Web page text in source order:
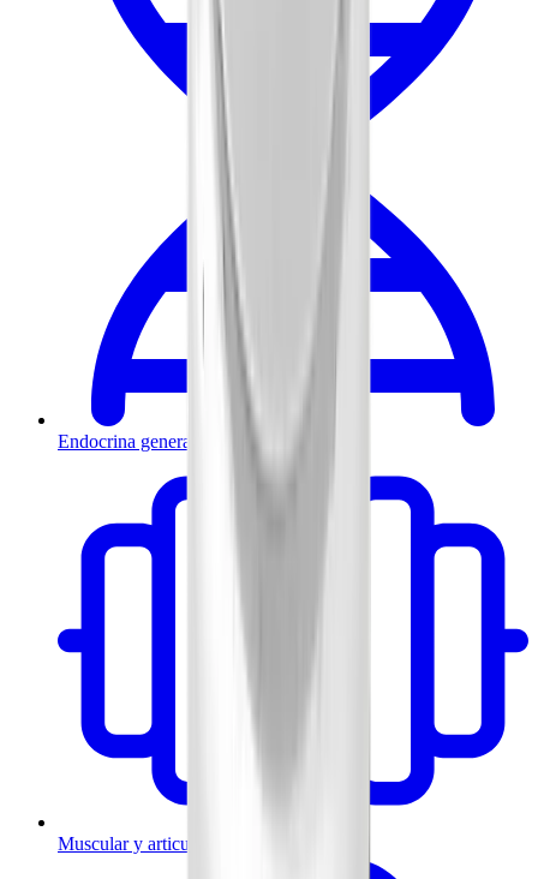
Endocrina general
Muscular y articulaciones